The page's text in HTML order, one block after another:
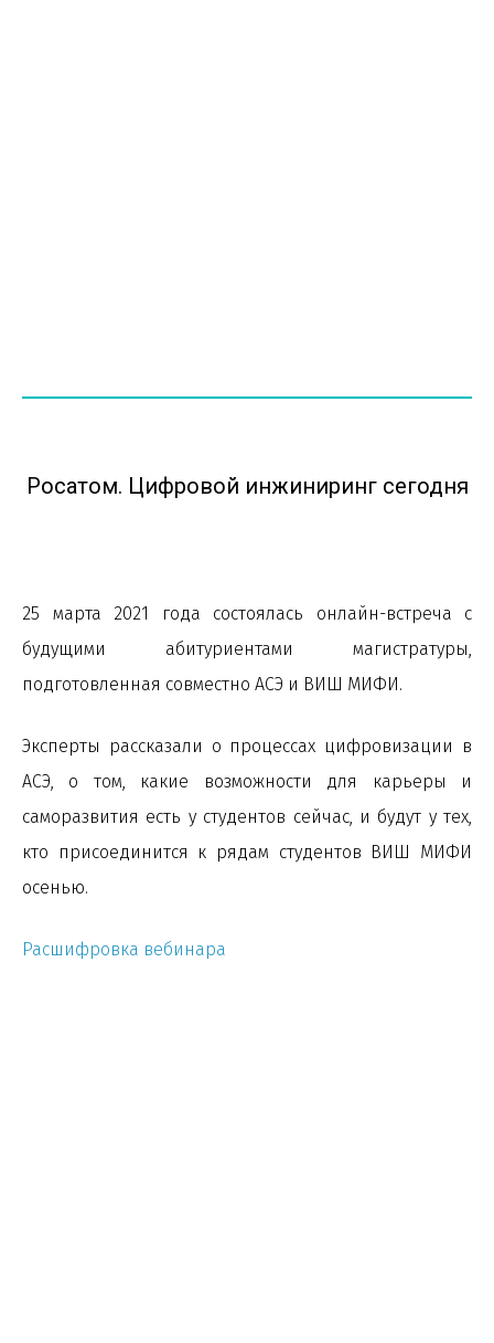
Росатом. Цифровой инжиниринг сегодня
25 марта 2021 года состоялась онлайн-встреча с
будущими абитуриентами магистратуры,
подготовленная совместно АСЭ и ВИШ МИФИ.
Эксперты рассказали о процессах цифровизации в
АСЭ, о том, какие возможности для карьеры и
саморазвития есть у студентов сейчас, и будут у тех,
кто присоединится к рядам студентов ВИШ МИФИ
осенью.
Расшифровка вебинара